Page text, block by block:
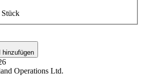
Stück
hinzufügen
Operations Ltd.